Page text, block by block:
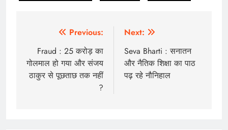
navigation
Previous:
Fraud : 25 करोड़ का
गोलमाल हो गया और संजय
ठाकुर से पूछताछ तक नहीं
?
Next:
Seva Bharti : सनातन
और नैतिक शिक्षा का पाठ
पढ़ रहे नौनिहाल